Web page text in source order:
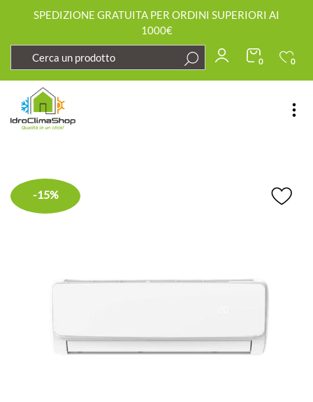
SPEDIZIONE GRATUITA PER ORDINI SUPERIORI AI
1000€
0 0
-15%